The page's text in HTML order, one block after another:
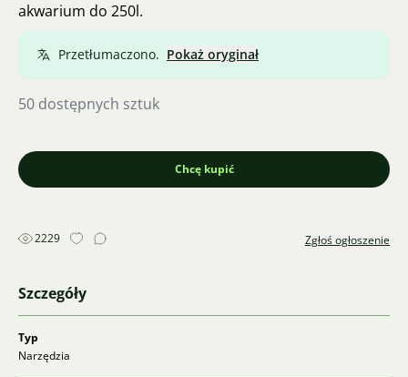
akwarium do 250l.
Przetłumaczono. Pokaż oryginał
50 dostępnych sztuk
Chcę kupić
2229 Zgłoś ogłoszenie
Szczegóły
Typ
Narzędzia